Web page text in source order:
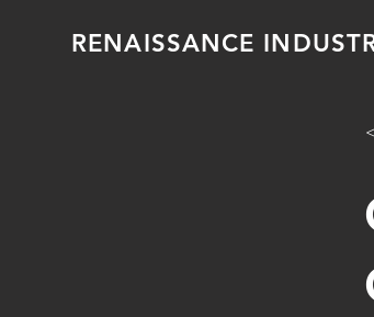
RENAISSANCE